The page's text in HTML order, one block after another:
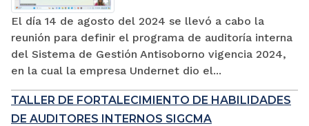
El día 14 de agosto del 2024 se llevó a cabo la
reunión para definir el programa de auditoría interna
del Sistema de Gestión Antisoborno vigencia 2024,
en la cual la empresa Undernet dio el...
TALLER DE FORTALECIMIENTO DE HABILIDADES
DE AUDITORES INTERNOS SIGCMA